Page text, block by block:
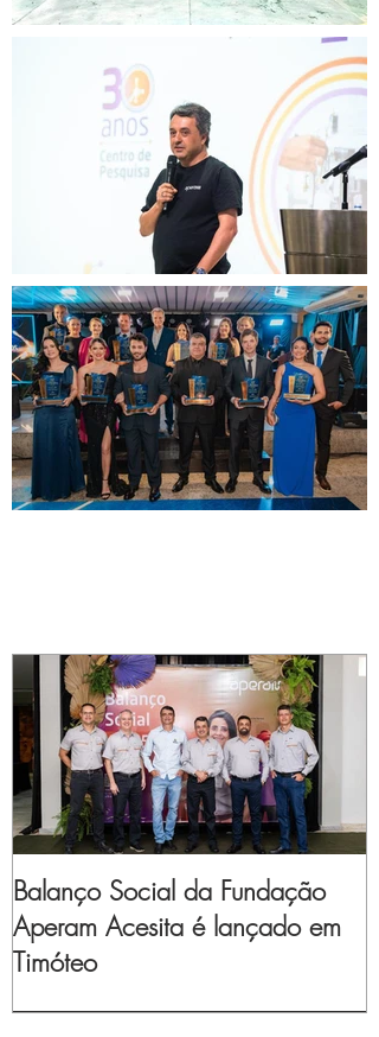
Balanço Social da Fundação
Aperam Acesita é lançado em
Timóteo